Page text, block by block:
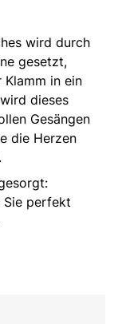
wird durch
gesetzt,
in ein
dieses
Gesängen
die Herzen
Sie perfekt